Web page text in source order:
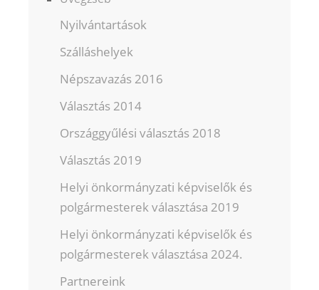
Nyilvántartások
Szálláshelyek
Népszavazás 2016
Választás 2014
Országgyűlési választás 2018
Választás 2019
Helyi önkormányzati képviselők és
polgármesterek választása 2019
Helyi önkormányzati képviselők és
polgármesterek választása 2024.
Partnereink